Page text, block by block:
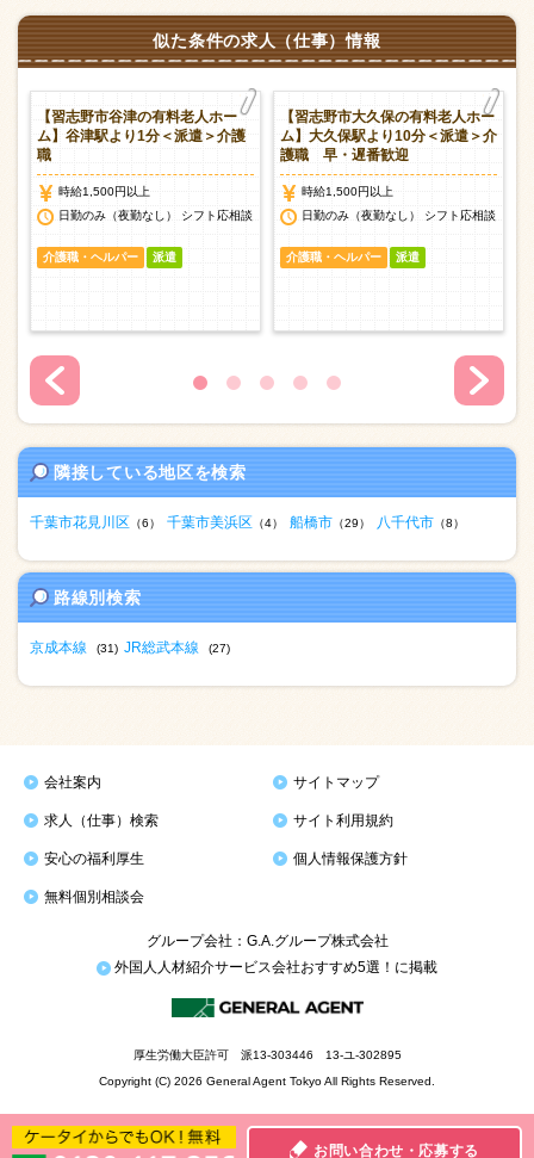
お問い合わせ・応募する
似た条件の求人（仕事）情報
【習志野市谷津の有料老人ホー
ム】谷津駅より1分＜派遣＞介護
職
時給1,500円以上
日勤のみ（夜勤なし） シフト応相談
介護職・ヘルパー 派遣
【習志野市大久保の有料老人ホー
ム】大久保駅より10分＜派遣＞介
護職 早・遅番歓迎
時給1,500円以上
日勤のみ（夜勤なし） シフト応相談
介護職・ヘルパー 派遣
隣接している地区を検索
千葉市花見川区 （6） 千葉市美浜区 （4） 船橋市 （29） 八千代市 （8）
路線別検索
京成本線 (31) JR総武本線 (27)
会社案内 サイトマップ
求人（仕事）検索 サイト利用規約
安心の福利厚生 個人情報保護方針
無料個別相談会
グループ会社：G.A.グループ株式会社
外国人人材紹介サービス会社おすすめ5選！に掲載
厚生労働大臣許可 派13-303446 13-ユ-302895
Copyright (C) 2026 General Agent Tokyo All Rights Reserved.